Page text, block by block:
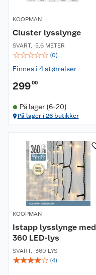
KOOPMAN
Cluster lysslynge
SVART, 5,6 METER
☆☆☆☆☆ (0)
Finnes i 4 størrelser
29900
På lager (6-20)
På lager i 26 butikker
KOOPMAN
Istapp lysslynge med
360 LED-lys
SVART, 360 LYS
☆☆☆☆☆ (4)